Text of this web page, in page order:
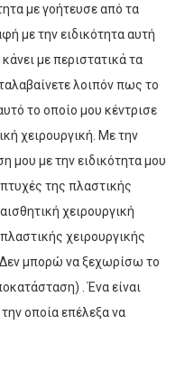
με γοήτευσε από τα
με την ειδικότητα αυτή
με περιστατικά τα
λοιπόν πως το
το οποίο μου κέντρισε
χειρουργική. Με την
μου με την ειδικότητα μου
της πλαστικής
χειρουργική
χειρουργικής
Δεν μπορώ να ξεχωρίσω το
. Ένα είναι
την οποία επέλεξα να